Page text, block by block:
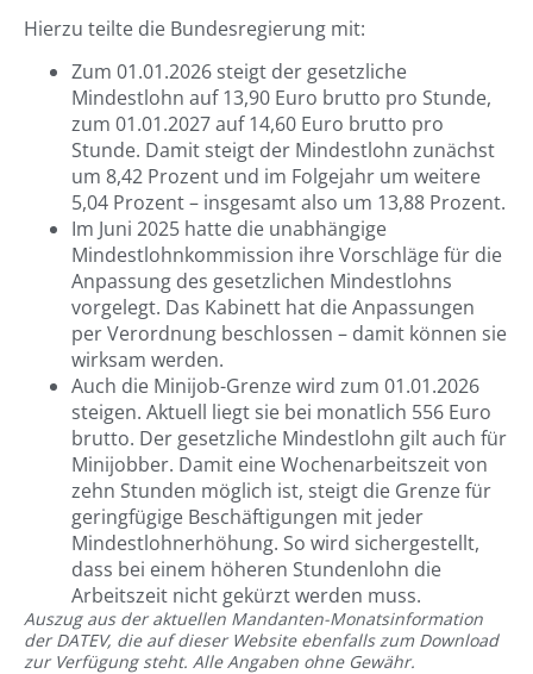
Hierzu teilte die Bundesregierung mit:
Zum 01.01.2026 steigt der gesetzliche
Mindestlohn auf 13,90 Euro brutto pro Stunde,
zum 01.01.2027 auf 14,60 Euro brutto pro
Stunde. Damit steigt der Mindestlohn zunächst
um 8,42 Prozent und im Folgejahr um weitere
5,04 Prozent – insgesamt also um 13,88 Prozent.
Im Juni 2025 hatte die unabhängige
Mindestlohnkommission ihre Vorschläge für die
Anpassung des gesetzlichen Mindestlohns
vorgelegt. Das Kabinett hat die Anpassungen
per Verordnung beschlossen – damit können sie
wirksam werden.
Auch die Minijob-Grenze wird zum 01.01.2026
steigen. Aktuell liegt sie bei monatlich 556 Euro
brutto. Der gesetzliche Mindestlohn gilt auch für
Minijobber. Damit eine Wochenarbeitszeit von
zehn Stunden möglich ist, steigt die Grenze für
geringfügige Beschäftigungen mit jeder
Mindestlohnerhöhung. So wird sichergestellt,
dass bei einem höheren Stundenlohn die
Arbeitszeit nicht gekürzt werden muss.
Auszug aus der aktuellen Mandanten-Monatsinformation
der DATEV, die auf dieser Website ebenfalls zum Download
zur Verfügung steht. Alle Angaben ohne Gewähr.